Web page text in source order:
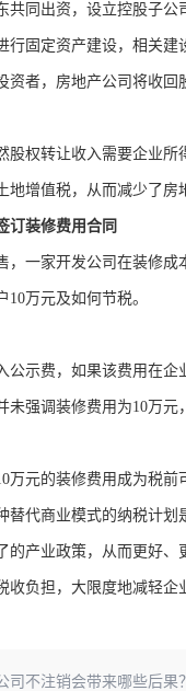
共同出资，设立控股子公
行固定资产建设，相关
资者，房地产公司将收回
股权转让收入需要企业
地增值税，从而减少了房
订装修费用合同
，一家开发公司在装修成
万元及如何节税。
公示费，如果该费用在
未强调装修费用为10万元
万元的装修费用成为税前
替代商业模式的纳税计
的产业政策，从而更好、
收负担，大限度地减轻企
不注销会带来哪些后果？造